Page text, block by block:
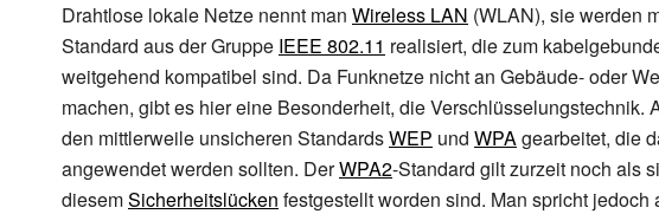
Drahtlose lokale Netze nennt man Wireless LAN (WLAN), sie werden
Standard aus der Gruppe IEEE 802.11 realisiert, die zum
weitgehend kompatibel sind. Da Funknetze nicht an Gebäude- oder
machen, gibt es hier eine Besonderheit, die Verschlüsselungstechnik.
den mittlerweile unsicheren StandardsWEP und WPAgearbeitet, die
angewendet werden sollten. DerWPA2-Standard gilt zurzeit noch als
diesemSicherheitslücken festgestellt worden sind. Man spricht jedoch